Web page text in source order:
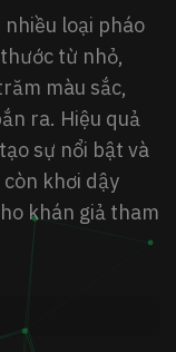
loại pháo
từ nhỏ,
màu sắc,
ra. Hiệu quả
sự nổi bật và
khơi dậy
khán giả tham